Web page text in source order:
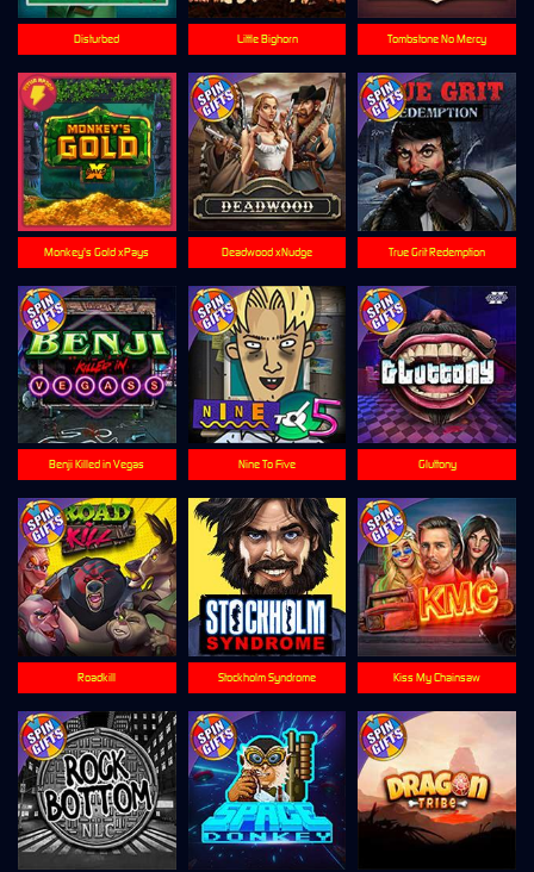
Stockholm Syndrome
Tombstone No Mercy
Roadkill Kiss My Chainsaw
Nine To Five
Monkey's Gold xPays
Little Bighorn
Benji Killed in Vegas Gluttony
Deadwood xNudge
Disturbed
True Grit Redemption